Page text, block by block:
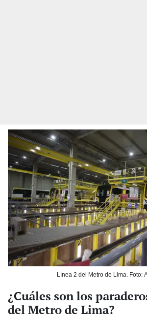
Línea 2 del Metro de Lima. Foto:
¿Cuáles son los
del Metro de Lima?